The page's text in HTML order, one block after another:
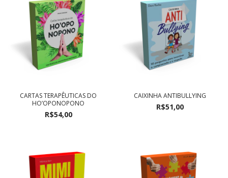
CARTAS TERAPÊUTICAS DO
HO’OPONOPONO
R$54,00
CAIXINHA ANTIBULLYING
R$51,00